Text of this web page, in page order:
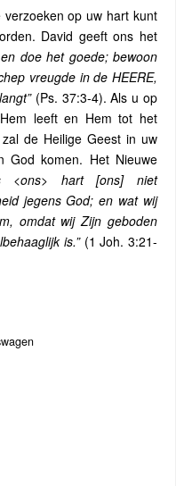
op uw hart kunt
David geeft ons het
doe het goede; bewoon
vreugde in de HEERE,
(Ps. 37:3-4). Als u op
leeft en Hem tot het
de Heilige Geest in uw
God komen. Het Nieuwe
<ons> hart [ons] niet
jegens God; en wat wij
omdat wij Zijn geboden
is.”(1 Joh. 3:21-